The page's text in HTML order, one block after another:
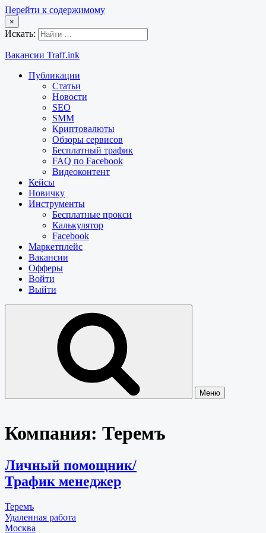
Перейти к содержимому
×
Искать:
Вакансии Traff.ink
Публикации
Статьи
Новости
SEO
SMM
Криптовалюты
Обзоры сервисов
Бесплатный трафик
FAQ по Facebook
Видеоконтент
Кейсы
Новичку
Инструменты
Бесплатные прокси
Калькулятор
Facebook
Маркетплейс
Вакансии
Офферы
Войти
Выйти
Меню
Компания: Теремъ
Личный помощник/
Трафик менеджер
Теремъ
Удаленная работа
Москва